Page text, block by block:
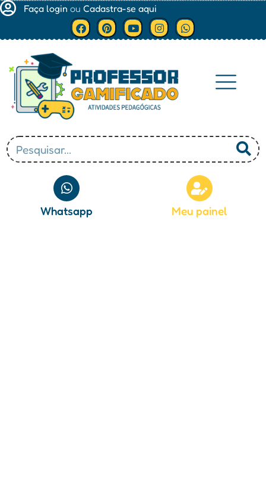
Faça login ou Cadastra-se aqui
Whatsapp Meu painel